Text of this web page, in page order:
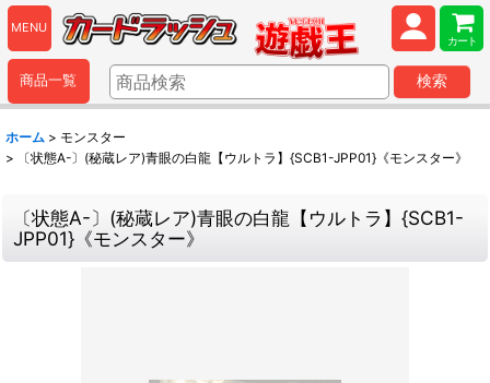
MENU
カート
商品一覧 検索
ホーム > モンスター
>
〔状態A-〕(秘蔵レア)青眼の白龍【ウルトラ】{SCB1-JPP01}《モンスター》
〔状態A-〕(秘蔵レア)青眼の白龍【ウルトラ】{SCB1-
JPP01}《モンスター》